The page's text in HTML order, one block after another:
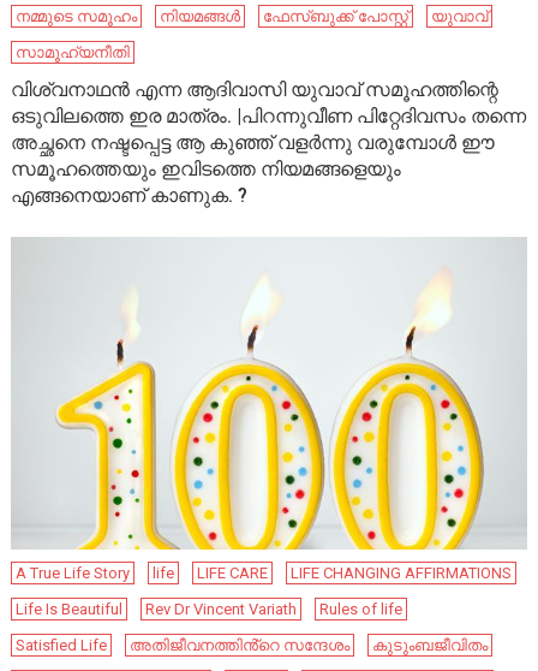
നമ്മുടെ സമൂഹം
നിയമങ്ങൾ ഫേസ്ബുക്ക് പോസ്റ്റ്
യുവാവ്
സാമൂഹ്യനീതി
വിശ്വനാഥൻ എന്ന ആദിവാസി യുവാവ് സമൂഹത്തിന്റെ
ഒടുവിലത്തെ ഇര മാത്രം. |പിറന്നുവീണ പിറ്റേദിവസം തന്നെ
അച്ഛനെ നഷ്ടപ്പെട്ട ആ കുഞ്ഞ് വളർന്നു വരുമ്പോൾ ഈ
സമൂഹത്തെയും ഇവിടത്തെ നിയമങ്ങളെയും
എങ്ങനെയാണ് കാണുക. ?
A True Life Story life LIFE CARE
LIFE CHANGING AFFIRMATIONS
Life Is Beautiful
Rev Dr Vincent Variath
Rules of life
Satisfied Life
അതിജീവനത്തിൻ്റെ സന്ദേശം
കുടുംബജീവിതം